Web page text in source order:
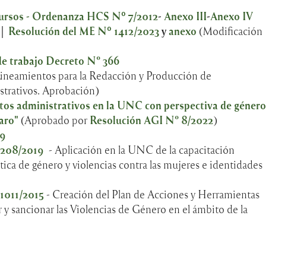
- Ordenanza HCS Nº 7/2012- Anexo III-Anexo IV
Resolución del ME Nº 1412/2023yanexo (Modificación
trabajo Decreto N° 366
para la Redacción y Producción de
Aprobación)
administrativos en la UNC con perspectiva de género
(Aprobado por Resolución AGI N° 8/2022)
2019 - Aplicación en la UNC de la capacitación
de género y violencias contra las mujeres e identidades
2015 - Creación del Plan de Acciones y Herramientas
sancionar las Violencias de Género en el ámbito de la